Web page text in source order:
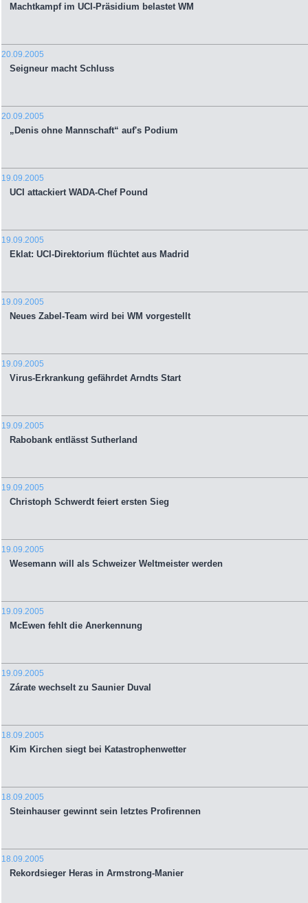
Machtkampf im UCI-Präsidium belastet WM
20.09.2005
Seigneur macht Schluss
20.09.2005
„Denis ohne Mannschaft“ auf's Podium
19.09.2005
UCI attackiert WADA-Chef Pound
19.09.2005
Eklat: UCI-Direktorium flüchtet aus Madrid
19.09.2005
Neues Zabel-Team wird bei WM vorgestellt
19.09.2005
Virus-Erkrankung gefährdet Arndts Start
19.09.2005
Rabobank entlässt Sutherland
19.09.2005
Christoph Schwerdt feiert ersten Sieg
19.09.2005
Wesemann will als Schweizer Weltmeister werden
19.09.2005
McEwen fehlt die Anerkennung
19.09.2005
Zárate wechselt zu Saunier Duval
18.09.2005
Kim Kirchen siegt bei Katastrophenwetter
18.09.2005
Steinhauser gewinnt sein letztes Profirennen
18.09.2005
Rekordsieger Heras in Armstrong-Manier